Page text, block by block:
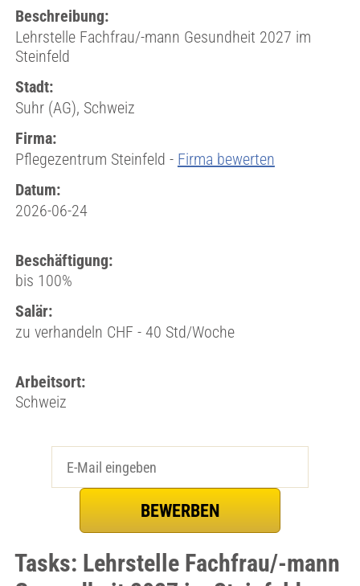
Beschreibung:
Lehrstelle Fachfrau/-mann Gesundheit 2027 im
Steinfeld
Stadt:
Suhr (AG), Schweiz
Firma:
Pflegezentrum Steinfeld - Firma bewerten
Datum:
2026-06-24
Beschäftigung:
bis 100%
Salär:
zu verhandeln CHF - 40 Std/Woche
Arbeitsort:
Schweiz
Tasks: Lehrstelle Fachfrau/-mann